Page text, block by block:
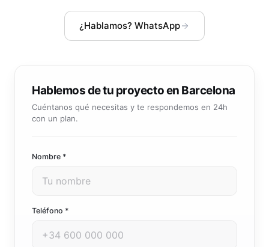
Integración IA
IA integrada en tus sistemas y productos
Atención al cliente 24/7
Resuelve consultas y tickets con IA
¿Hablamos? WhatsApp
Hablemos de tu proyecto en Barcelona
Cuéntanos qué necesitas y te respondemos en 24h
con un plan.
Nombre *
Teléfono *